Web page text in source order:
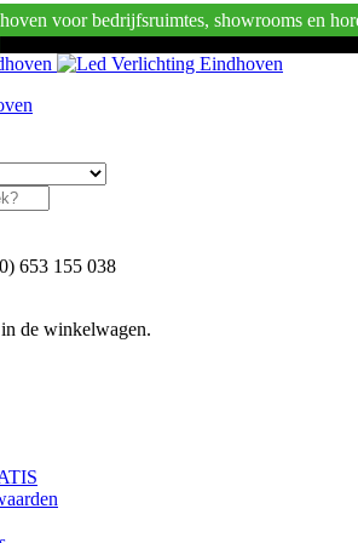
voor bedrijfsruimtes, showrooms en
653 155 038
de winkelwagen.